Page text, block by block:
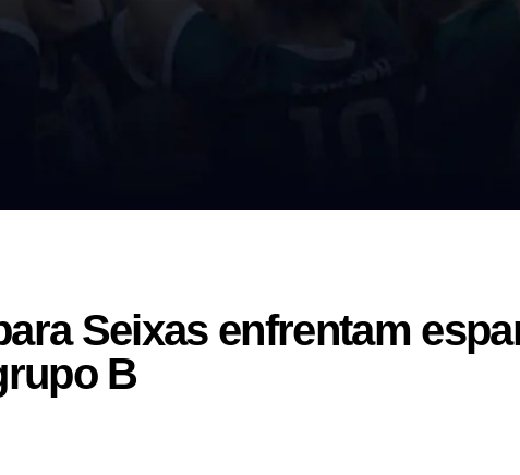
Seixas enfrentam
B